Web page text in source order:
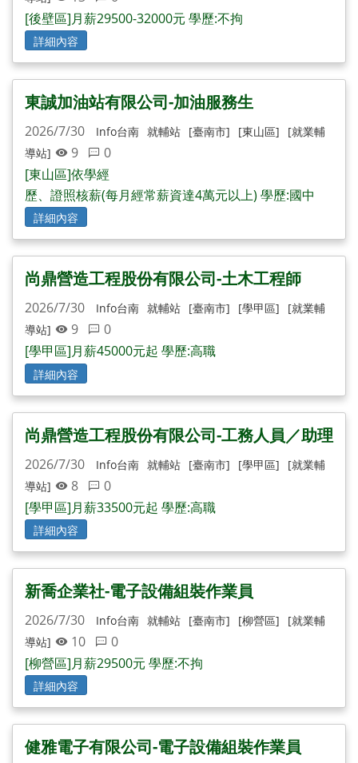
[後壁區]月薪29500-32000元 學歷:不拘
詳細內容
東誠加油站有限公司-加油服務生
2026/7/30 Info台南 就輔站 [臺南市] [東山區]
[就業輔
導站]
9
0
[東山區]依學經
歷、證照核薪(每月經常薪資達4萬元以上) 學歷:國中
詳細內容
尚鼎營造工程股份有限公司-土木工程師
2026/7/30 Info台南 就輔站 [臺南市] [學甲區]
[就業輔
導站]
9
0
[學甲區]月薪45000元起 學歷:高職
詳細內容
尚鼎營造工程股份有限公司-工務人員／助理
2026/7/30 Info台南 就輔站 [臺南市] [學甲區]
[就業輔
導站]
8
0
[學甲區]月薪33500元起 學歷:高職
詳細內容
新喬企業社-電子設備組裝作業員
2026/7/30 Info台南 就輔站 [臺南市] [柳營區]
[就業輔
導站]
10
0
[柳營區]月薪29500元 學歷:不拘
詳細內容
健雅電子有限公司-電子設備組裝作業員